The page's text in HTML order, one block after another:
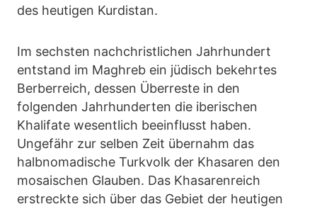
des heutigen Kurdistan.
Im sechsten nachchristlichen Jahrhundert
entstand im Maghreb ein jüdisch bekehrtes
Berberreich, dessen Überreste in den
folgenden Jahrhunderten die iberischen
Khalifate wesentlich beeinflusst haben.
Ungefähr zur selben Zeit übernahm das
halbnomadische Turkvolk der Khasaren den
mosaischen Glauben. Das Khasarenreich
erstreckte sich über das Gebiet der heutigen